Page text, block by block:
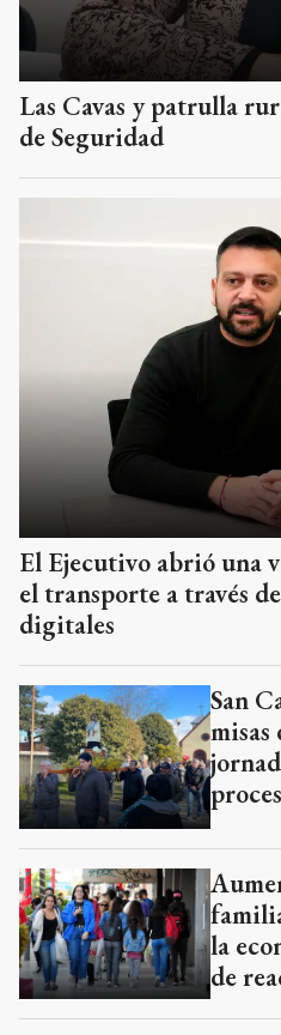
Las Cavas y patrulla
de Seguridad
El Ejecutivo abrió una
el transporte a través
digitales
San
la
de